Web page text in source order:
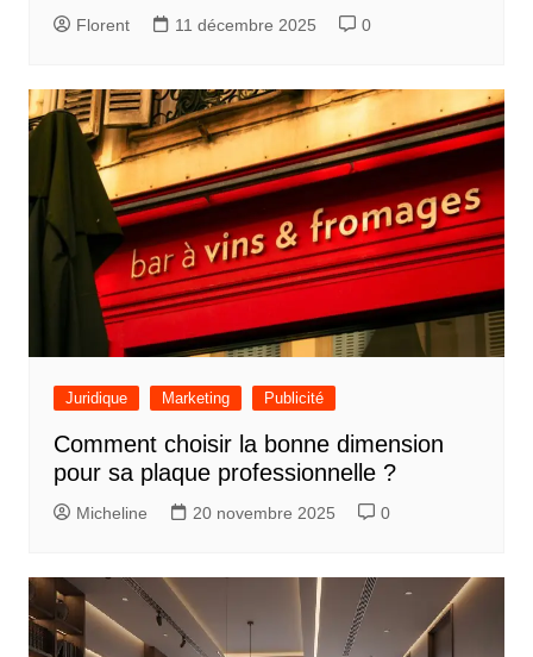
Florent 11 décembre 2025 0
Juridique Marketing Publicité
Comment choisir la bonne dimension
pour sa plaque professionnelle ?
Micheline 20 novembre 2025 0